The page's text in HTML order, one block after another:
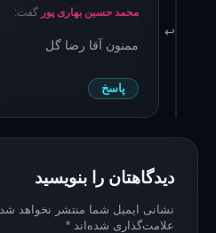
محمد حسین بهاری پور گفت:
ممنون آقا رضا گل
پاسخ
دیدگاهتان را بنویسید
نشانی ایمیل شما منتشر نخواهد شد.
علامت‌گذاری شده‌اند *